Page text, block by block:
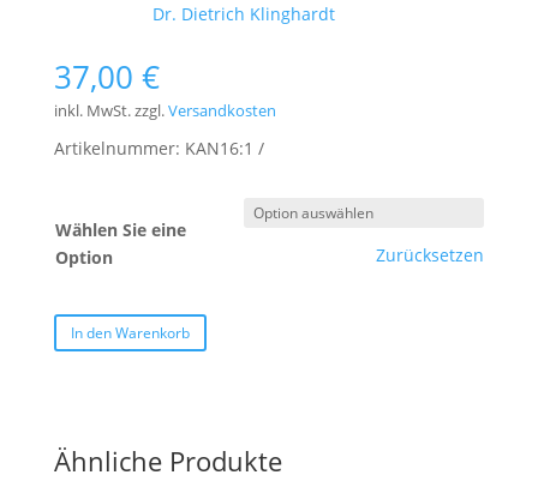
Dr. Dietrich Klinghardt
37,00 €
inkl. MwSt.zzgl.Versandkosten
Artikelnummer: KAN16:1
Wählen Sie eine
Option
Zurücksetzen
In den Warenkorb
Ähnliche Produkte